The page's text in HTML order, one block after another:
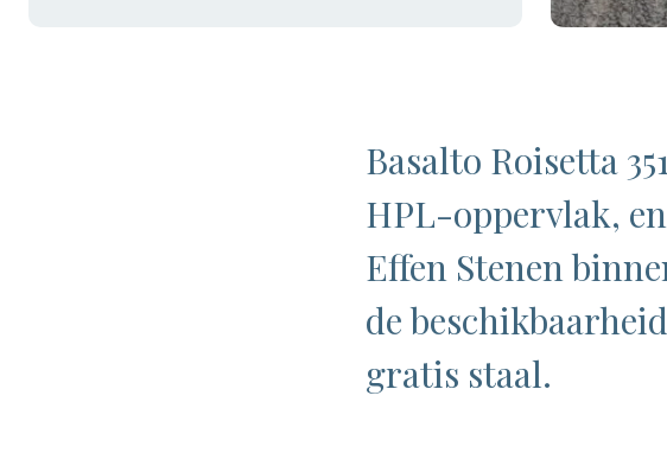
Basalto Roisetta
HPL-oppervlak,
Effen Stenen
de
gratis staal.